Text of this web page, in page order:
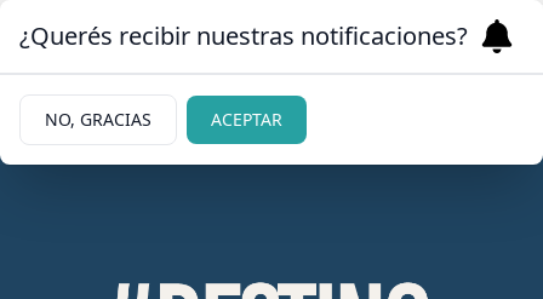
¿Querés recibir nuestras notificaciones?
NO, GRACIAS ACEPTAR